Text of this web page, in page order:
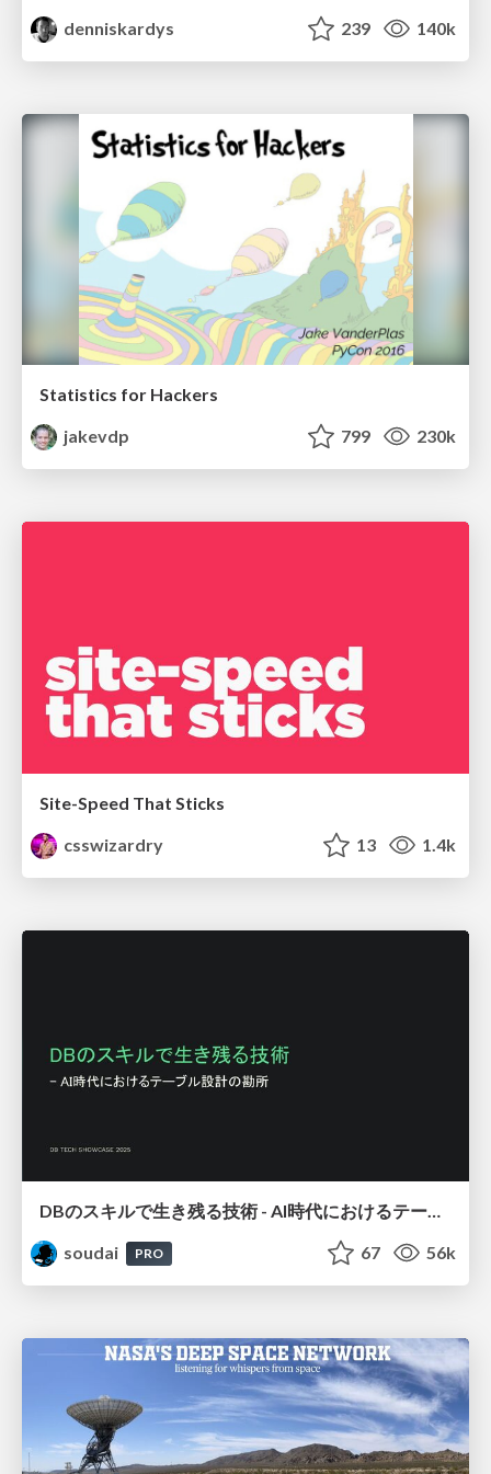
denniskardys
239 140k
Statistics for Hackers
jakevdp
799 230k
Site-Speed That Sticks
csswizardry
13 1.4k
DBのスキルで生き残る技術 - AI時代におけるテーブル設計の勘所
soudai
PRO 67 56k